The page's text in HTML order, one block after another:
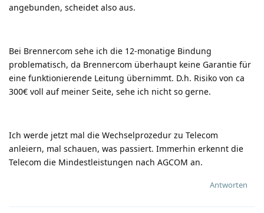
angebunden, scheidet also aus.
Bei Brennercom sehe ich die 12-monatige Bindung
problematisch, da Brennercom überhaupt keine Garantie für
eine funktionierende Leitung übernimmt. D.h. Risiko von ca
300€ voll auf meiner Seite, sehe ich nicht so gerne.
Ich werde jetzt mal die Wechselprozedur zu Telecom
anleiern, mal schauen, was passiert. Immerhin erkennt die
Telecom die Mindestleistungen nach AGCOM an.
Antworten